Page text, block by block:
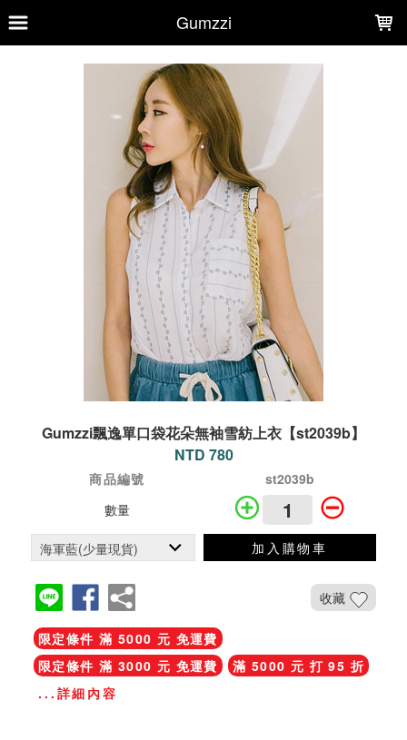
Gumzzi
Gumzzi飄逸單口袋花朵無袖雪紡上衣【st2039b】
NTD 780
商品編號
st2039b
數量
加入購物車
收藏
限定條件 滿 5000 元 免運費
限定條件 滿 3000 元 免運費
滿 5000 元 打 95 折
...詳細內容